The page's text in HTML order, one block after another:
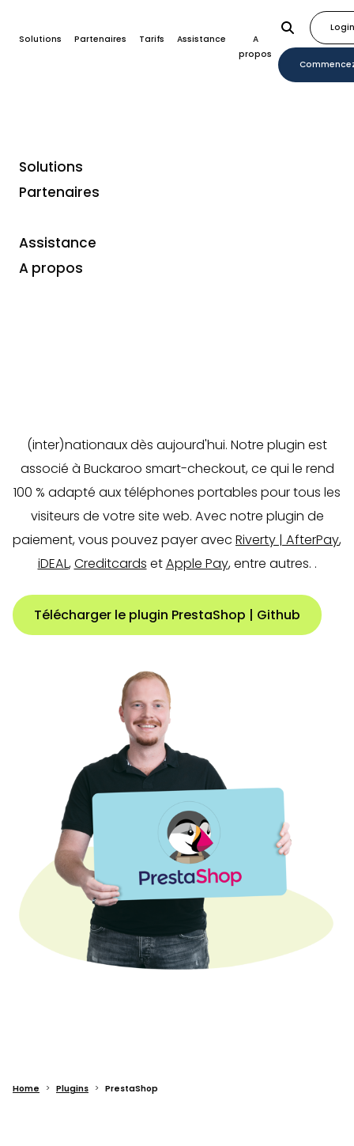
Solutions Partenaires Tarifs Assistance
A
propos
Login
Solutions
Partenaires
Assistance
A propos
Plugins
Plugin de paiement
(inter)nationaux dès aujourd'hui. Notre plugin est
associé à Buckaroo smart-checkout, ce qui le rend
100 % adapté aux téléphones portables pour tous les
visiteurs de votre site web. Avec notre plugin de
paiement, vous pouvez payer avec Riverty | AfterPay,
iDEAL,Creditcards etApple Pay, entre autres. .
Télécharger le plugin PrestaShop | Github
Home Plugins PrestaShop